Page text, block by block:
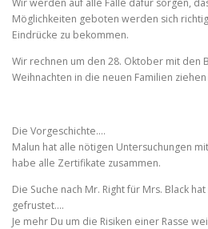
Wir werden auf alle Fälle dafür sorgen,
Möglichkeiten geboten werden sich
Eindrücke zu bekommen.
Wir rechnen um den 28. Oktober mit den
Weihnachten in die neuen Familien ziehen
Die Vorgeschichte….
Malun hat alle nötigen Untersuchungen
habe alle Zertifikate zusammen.
Die Suche nach Mr. Right für Mrs. Black
gefrustet….
Je mehr Du um die Risiken einer Rasse